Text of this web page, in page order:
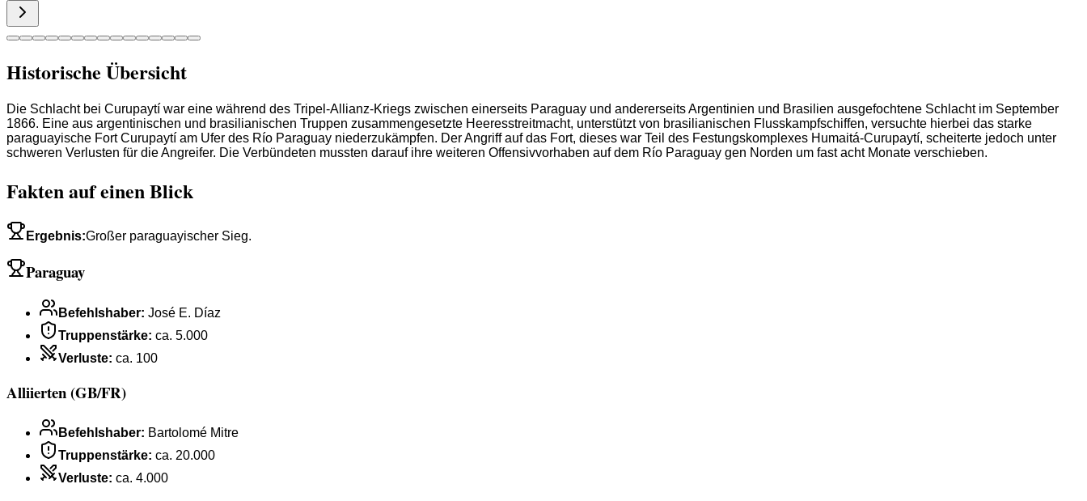
Historische Übersicht
Die Schlacht bei Curupaytí war eine während des Tripel-Allianz-Kriegs zwischen einerseits Paraguay und andererseits Argentinien und Brasilien ausgefochtene Schlacht im September
1866. Eine aus argentinischen und brasilianischen Truppen zusammengesetzte Heeresstreitmacht, unterstützt von brasilianischen Flusskampfschiffen, versuchte hierbei das starke
paraguayische Fort Curupaytí am Ufer des Río Paraguay niederzukämpfen. Der Angriff auf das Fort, dieses war Teil des Festungskomplexes Humaitá-Curupaytí, scheiterte jedoch unter
schweren Verlusten für die Angreifer. Die Verbündeten mussten darauf ihre weiteren Offensivvorhaben auf dem Río Paraguay gen Norden um fast acht Monate verschieben.
Fakten auf einen Blick
Ergebnis:Großer paraguayischer Sieg.
Paraguay
Befehlshaber: José E. Díaz
Truppenstärke: ca. 5.000
Verluste: ca. 100
Alliierten (GB/FR)
Befehlshaber: Bartolomé Mitre
Truppenstärke: ca. 20.000
Verluste: ca. 4.000